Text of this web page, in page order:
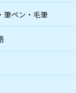
筆ペン・毛筆